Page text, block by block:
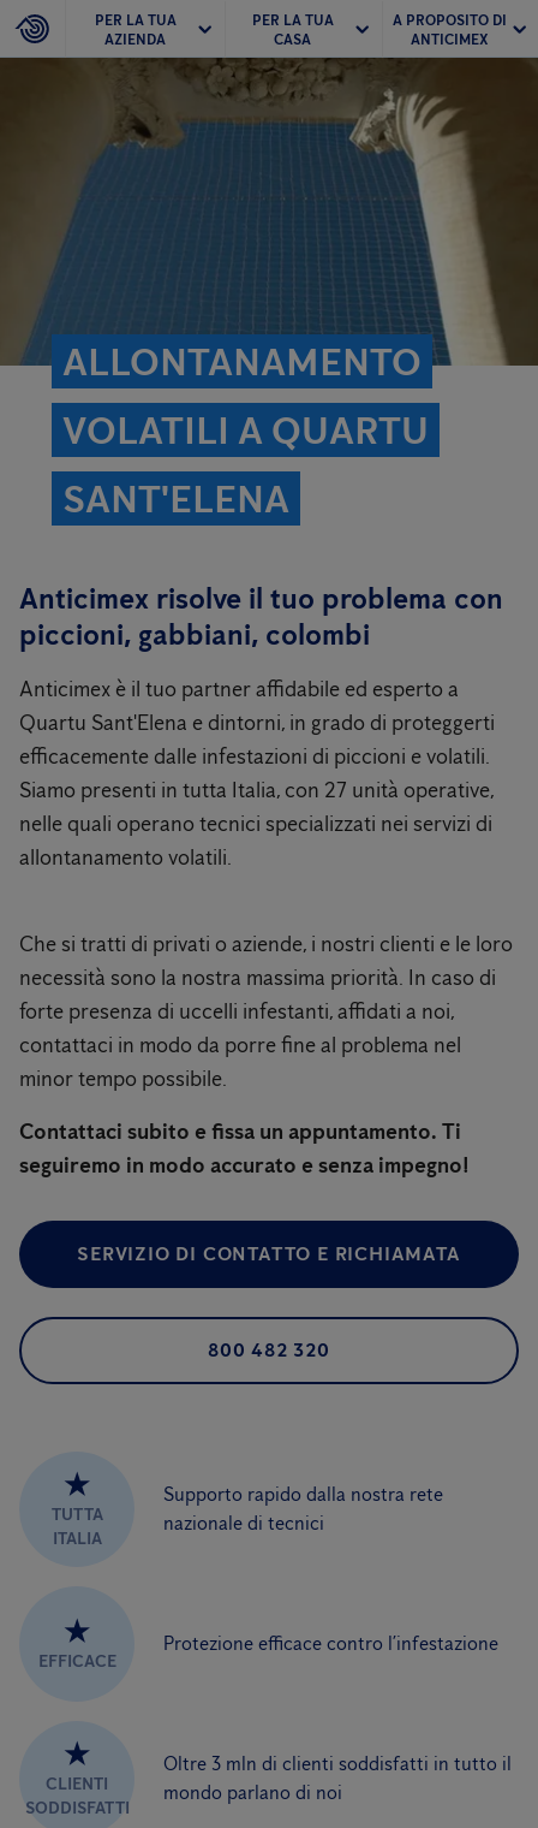
PER LA TUA
AZIENDA
PER LA TUA
CASA
A PROPOSITO DI
ANTICIMEX
ALLONTANAMENTO
VOLATILI A QUARTU
SANT'ELENA
Anticimex risolve il tuo problema con
piccioni, gabbiani, colombi
Anticimex è il tuo partner affidabile ed esperto a
Quartu Sant'Elena e dintorni, in grado di proteggerti
efficacemente dalle infestazioni di piccioni e volatili.
Siamo presenti in tutta Italia, con 27 unità operative,
nelle quali operano tecnici specializzati nei servizi di
allontanamento volatili.
Che si tratti di privati ​​o aziende, i nostri clienti e le loro
necessità sono la nostra massima priorità. In caso di
forte presenza di uccelli infestanti, affidati a noi,
contattaci in modo da porre fine al problema nel
minor tempo possibile.
Contattaci subito e fissa un appuntamento. Ti
seguiremo in modo accurato e senza impegno!
SERVIZIO DI CONTATTO E RICHIAMATA
800 482 320
★
TUTTA
ITALIA
Supporto rapido dalla nostra rete
nazionale di tecnici
★
EFFICACE
Protezione efficace contro l’infestazione
★
CLIENTI
SODDISFATTI
Oltre 3 mln di clienti soddisfatti in tutto il
mondo parlano di noi